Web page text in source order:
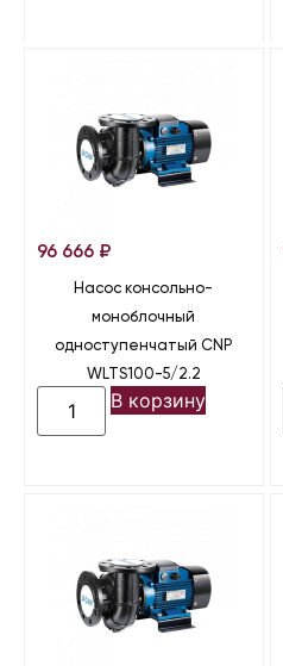
96 666 ₽
Насос консольно-
моноблочный
одноступенчатый CNP
WLTS100-5/2.2
В корзину